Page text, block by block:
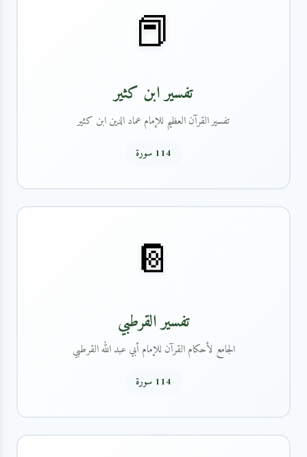
📕
تفسير ابن كثير
تفسير القرآن العظيم للإمام عماد الدين ابن كثير
114 سورة
📔
تفسير القرطبي
الجامع لأحكام القرآن للإمام أبي عبد الله القرطبي
114 سورة